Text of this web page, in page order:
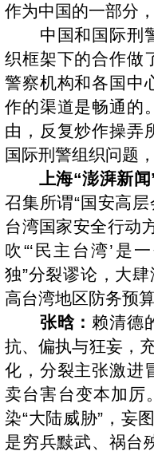
作为中国的一部分
中国和国际刑警
织框架下的合作做
警察机构和各国中
作的渠道是畅通的
由，反复炒作操弄
国际刑警组织问题
上海“澎湃新闻
召集所谓“国安高
台湾国家安全行动
吹“‘民主台湾’是
独”分裂谬论，大
高台湾地区防务预
张晗： 赖清德
抗、偏执与狂妄，
化，分裂主张激进
卖台害台变本加厉
染“大陆威胁”，妄
是穷兵黩武、祸台